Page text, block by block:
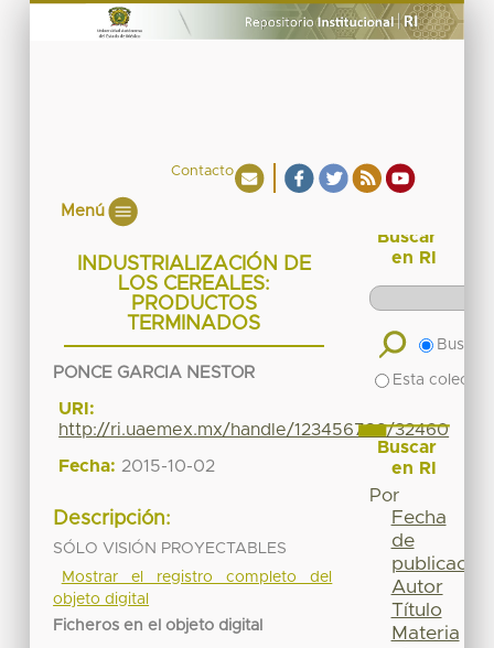
Contacto
Menú
INDUSTRIALIZACIÓN DE
LOS CEREALES:
PRODUCTOS
TERMINADOS
PONCE GARCIA NESTOR
URI:
http://ri.uaemex.mx/handle/123456789/32460
Fecha: 2015-10-02
Descripción:
SÓLO VISIÓN PROYECTABLES
Mostrar el registro completo del
objeto digital
Ficheros en el objeto digital
Buscar
en RI
Buscar
Esta
Buscar
en RI
Por
Fecha
de
publicación
Autor
Título
Materia